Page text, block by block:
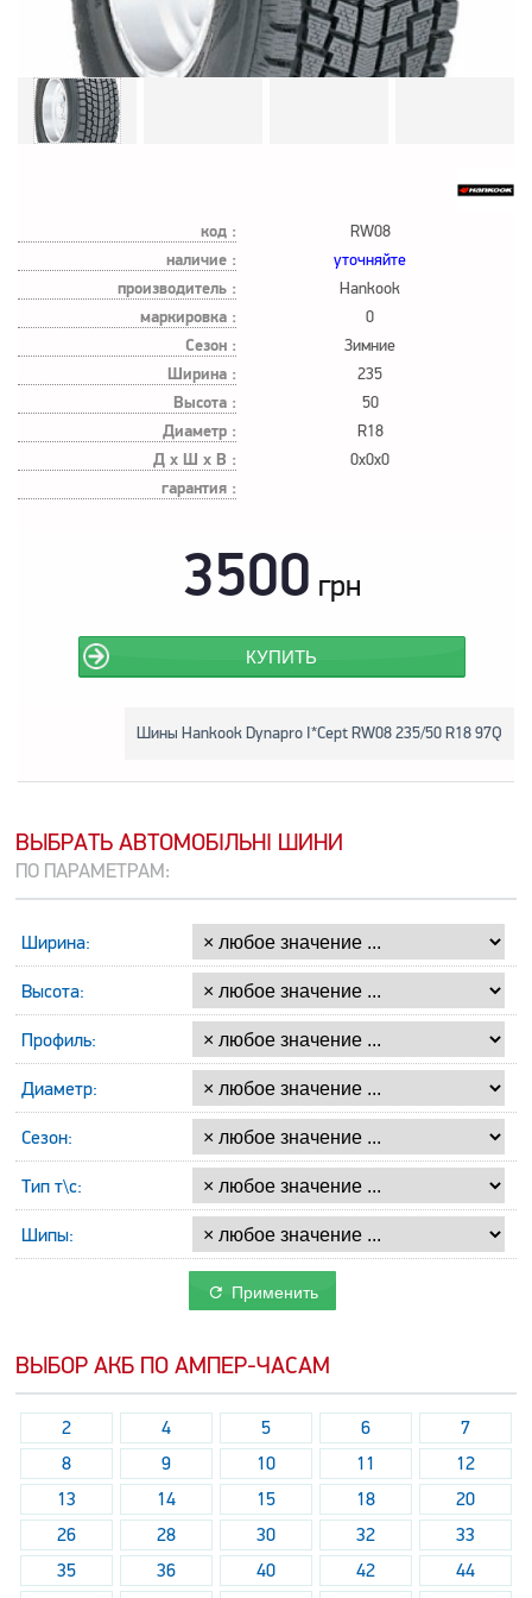
код : RW08
наличие : уточняйте
производитель : Hankook
маркировка : 0
Сезон : Зимние
Ширина : 235
Высота : 50
Диаметр : R18
Д х Ш х В : 0x0x0
гарантия :
3500 грн
КУПИТЬ
Шины Hankook Dynapro I*Cept RW08 235/50 R18 97Q
ВЫБРАТЬ АВТОМОБІЛЬНІ ШИНИ
ПО ПАРАМЕТРАМ:
Ширина:
Высота:
Профиль:
Диаметр:
Сезон:
Тип т\с:
Шипы:
Применить
ВЫБОР АКБ ПО АМПЕР-ЧАСАМ
2 4 5 6
7
8
9 10 11
12
13
14 15 18
20
26
28 30 32
33
35
36 40 42
44